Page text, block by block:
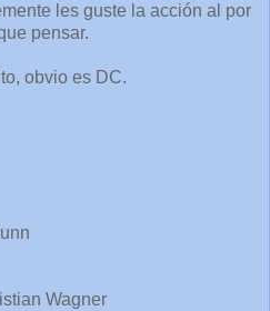
les guste la acción al por
pensar.
obvio es DC.
Wagner